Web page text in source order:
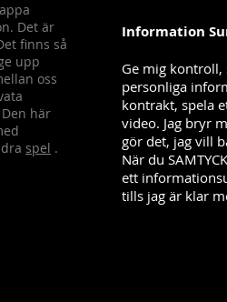
Det är
finns så
upp
oss
här
spel .
Information
Ge mig kontroll,
personliga
kontrakt, spela
video. Jag bryr
gör det, jag vill
När du
ett
tills jag är klar